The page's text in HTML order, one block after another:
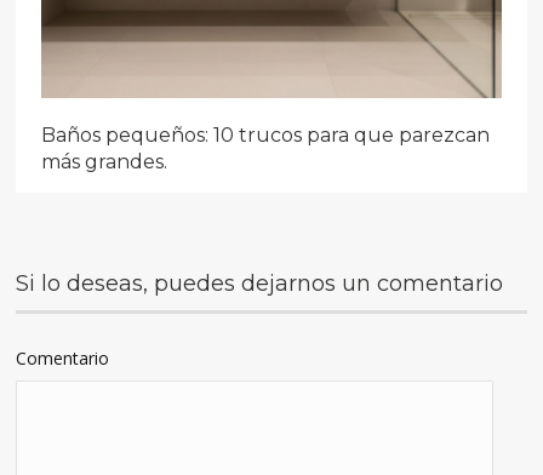
Baños pequeños: 10 trucos para que parezcan
más grandes.
Si lo deseas, puedes dejarnos un comentario
Comentario